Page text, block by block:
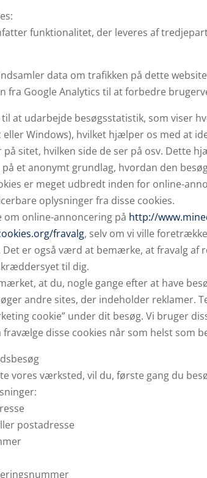
funktionalitet, der leveres af
data om trafikken på dette
fra Google Analytics til at forbedre
at udarbejde besøgsstatistik, som viser
eller Windows), hvilket hjælper os med at
sitet, hvilken side de ser på osv. Dette
et anonymt grundlag, hvordan den
er meget udbredt inden for online-
oplysninger fra disse cookies.
online-annoncering på http://
fravalg, selv om vi ville
er også værd at bemærke, at fravalg af
til dig.
at du, nogle gange efter at have
andre sites, der indeholder reklamer.
cookie” under dit besøg. Vi bruger
fravælge disse cookies når som helst som
vores værksted, vil du, første gang du
postadresse